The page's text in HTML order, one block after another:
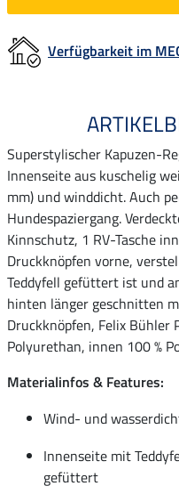
Verfügbarkeit im
Superstylischer Kapuzen-
Innenseite aus kuschelig
mm) und winddicht. Auch
Hundespaziergang.
Kinnschutz, 1 RV-Tasche
Druckknöpfen vorne,
Teddyfell gefüttert ist und
hinten länger geschnitten
Druckknöpfen, Felix Bühler
Polyurethan, innen 100 %
Materialinfos & Features:
Wind- und
Innenseite mit
gefüttert